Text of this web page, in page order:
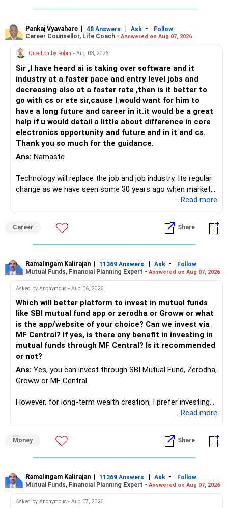
Pankaj Vyavahare | 48 Answers | Ask -
Follow
Career Counsellor, Life Coach - Answered on Aug 07, 2026
Question by Robin - Aug 03, 2026
Sir ,I have heard ai is taking over software and it
industry at a faster pace and entry level jobs and
decreasing also at a faster rate ,then is it better to
go with cs or ete sir,cause I would want for him to
have a long future and career in it.it would be a great
help if u would detail a little about difference in core
electronics opportunity and future and in it and cs.
Thank you so much for the guidance.
Ans: Namaste
Technology will replace the job and job industry. Its regular
change as we have seen some 30 years ago when market
introduces Tally software in accounting and finance sector.
it will vanish from market. Only those get vanished
completely who rejected to learn Tally and work on it. The
same is here now. AI is covering almost every career and
will say it will replace. So continuous learning is the key to
success. We have to mount the technology so that we can
work to develop tools which will make our life ease.
Computer science focuses on software, logic, and
programming where as Electronics & telecommunication
focuses on hardware, electronic circuit, signal processing.
if you enjoy logic maths, AI go for CS otherwise if you are
interested in physics, robotics, wireless communication go
for ETE/ ECE
As through CS you will get highly paid Data science career
like in ETE/ECE you will get VLSI, embedded system,
...Read more
Career Share
Ramalingam Kalirajan | 11369 Answers | Ask -
Follow
Mutual Funds, Financial Planning Expert - Answered on Aug 07, 2026
Asked by Anonymous - Aug 06, 2026
Which will better platform to invest in mutual funds
like SBI mutual fund app or zerodha or Groww or what
is the app/website of your choice? Can we invest via
MF Central? If yes, is there any benefit in investing in
mutual funds through MF Central? Is it recommended
or not?
Ans: Yes, you can invest through SBI Mutual Fund, Zerodha,
Groww or MF Central.
However, for long-term wealth creation, I prefer investing
» Why I Prefer MFD
– The platform is only a transaction facility.
more.
– An MFD can help select suitable funds for your goals.
– Your portfolio can be reviewed and rebalanced
...Read more
Money Share
Ramalingam Kalirajan | 11369 Answers | Ask -
Follow
Mutual Funds, Financial Planning Expert - Answered on Aug 07, 2026
Asked by Anonymous - Aug 07, 2026